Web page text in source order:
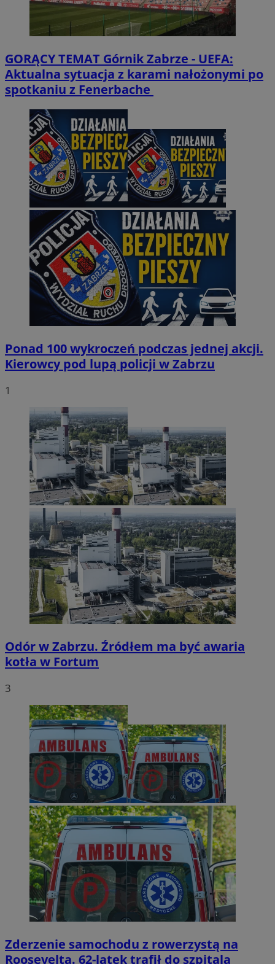
GORĄCY TEMAT Górnik Zabrze - UEFA:
Aktualna sytuacja z karami nałożonymi po
spotkaniu z Fenerbache
Ponad 100 wykroczeń podczas jednej akcji.
Kierowcy pod lupą policji w Zabrzu
1
Odór w Zabrzu. Źródłem ma być awaria
kotła w Fortum
3
Zderzenie samochodu z rowerzystą na
Roosevelta. 62-latek trafił do szpitala